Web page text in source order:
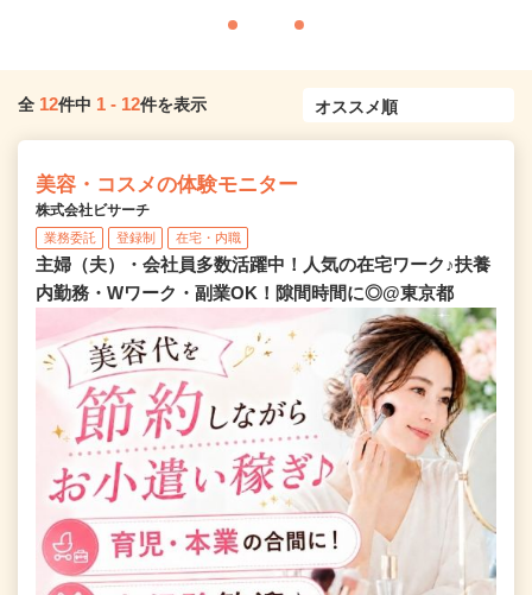
全 12件中 1 - 12件を表示
美容・コスメの体験モニター
株式会社ビサーチ
業務委託 登録制 在宅・内職
主婦（夫）・会社員多数活躍中！人気の在宅ワーク♪扶養
内勤務・Wワーク・副業OK！隙間時間に◎@東京都